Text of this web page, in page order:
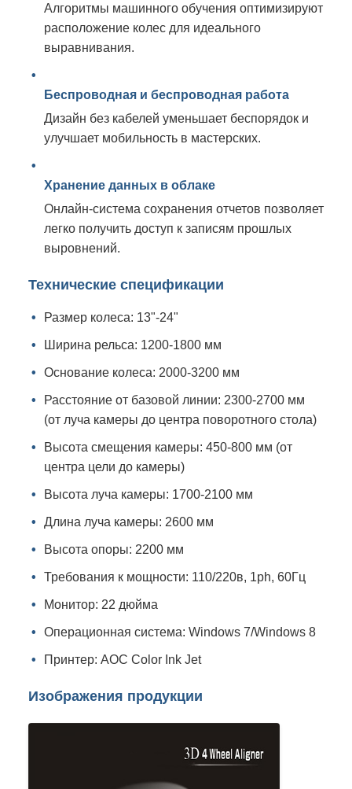
Алгоритмы машинного обучения оптимизируют
расположение колес для идеального
выравнивания.
Беспроводная и беспроводная работа
Дизайн без кабелей уменьшает беспорядок и
улучшает мобильность в мастерских.
Хранение данных в облаке
Онлайн-система сохранения отчетов позволяет
легко получить доступ к записям прошлых
выровнений.
Технические спецификации
Размер колеса: 13"-24"
Ширина рельса: 1200-1800 мм
Основание колеса: 2000-3200 мм
Расстояние от базовой линии: 2300-2700 мм
(от луча камеры до центра поворотного стола)
Высота смещения камеры: 450-800 мм (от
центра цели до камеры)
Высота луча камеры: 1700-2100 мм
Длина луча камеры: 2600 мм
Высота опоры: 2200 мм
Требования к мощности: 110/220в, 1ph, 60Гц
Монитор: 22 дюйма
Операционная система: Windows 7/Windows 8
Принтер: AOC Color Ink Jet
Изображения продукции